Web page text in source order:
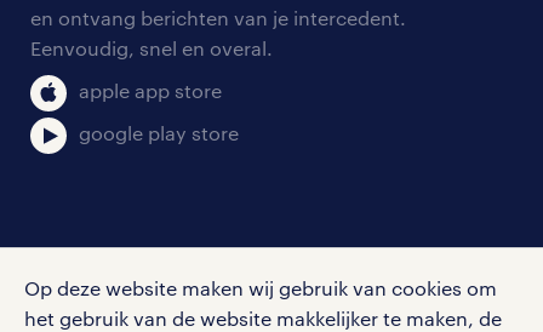
Op deze website maken wij gebruik van cookies om
het gebruik van de website makkelijker te maken, de
en ontvang berichten van je intercedent.
Eenvoudig, snel en overal.
apple app store
google play store
Volg ons voor de leukste content omtrent